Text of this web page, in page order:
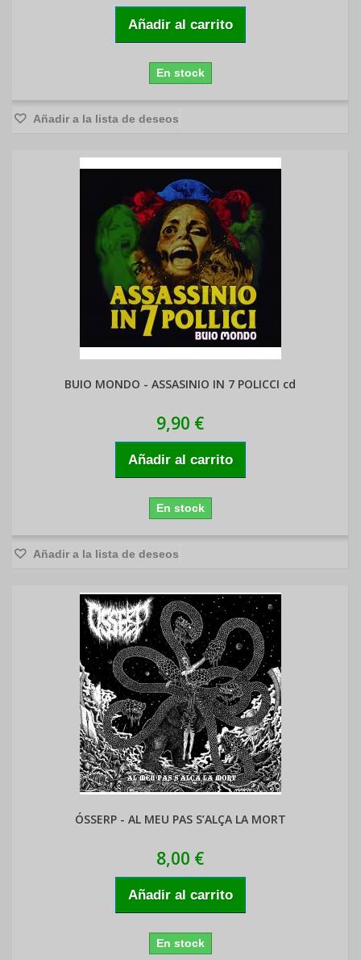
Añadir al carrito
En stock
Añadir a la lista de deseos
BUIO MONDO - ASSASINIO IN 7 POLICCI cd
9,90 €
Añadir al carrito
En stock
Añadir a la lista de deseos
ÓSSERP - AL MEU PAS S’ALÇA LA MORT
8,00 €
Añadir al carrito
En stock